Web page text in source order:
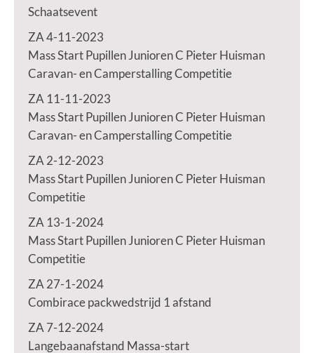
Schaatsevent
ZA 4-11-2023
Mass Start Pupillen Junioren C Pieter Huisman
Caravan- en Camperstalling Competitie
ZA 11-11-2023
Mass Start Pupillen Junioren C Pieter Huisman
Caravan- en Camperstalling Competitie
ZA 2-12-2023
Mass Start Pupillen Junioren C Pieter Huisman
Competitie
ZA 13-1-2024
Mass Start Pupillen Junioren C Pieter Huisman
Competitie
ZA 27-1-2024
Combirace packwedstrijd 1 afstand
ZA 7-12-2024
Langebaanafstand Massa-start